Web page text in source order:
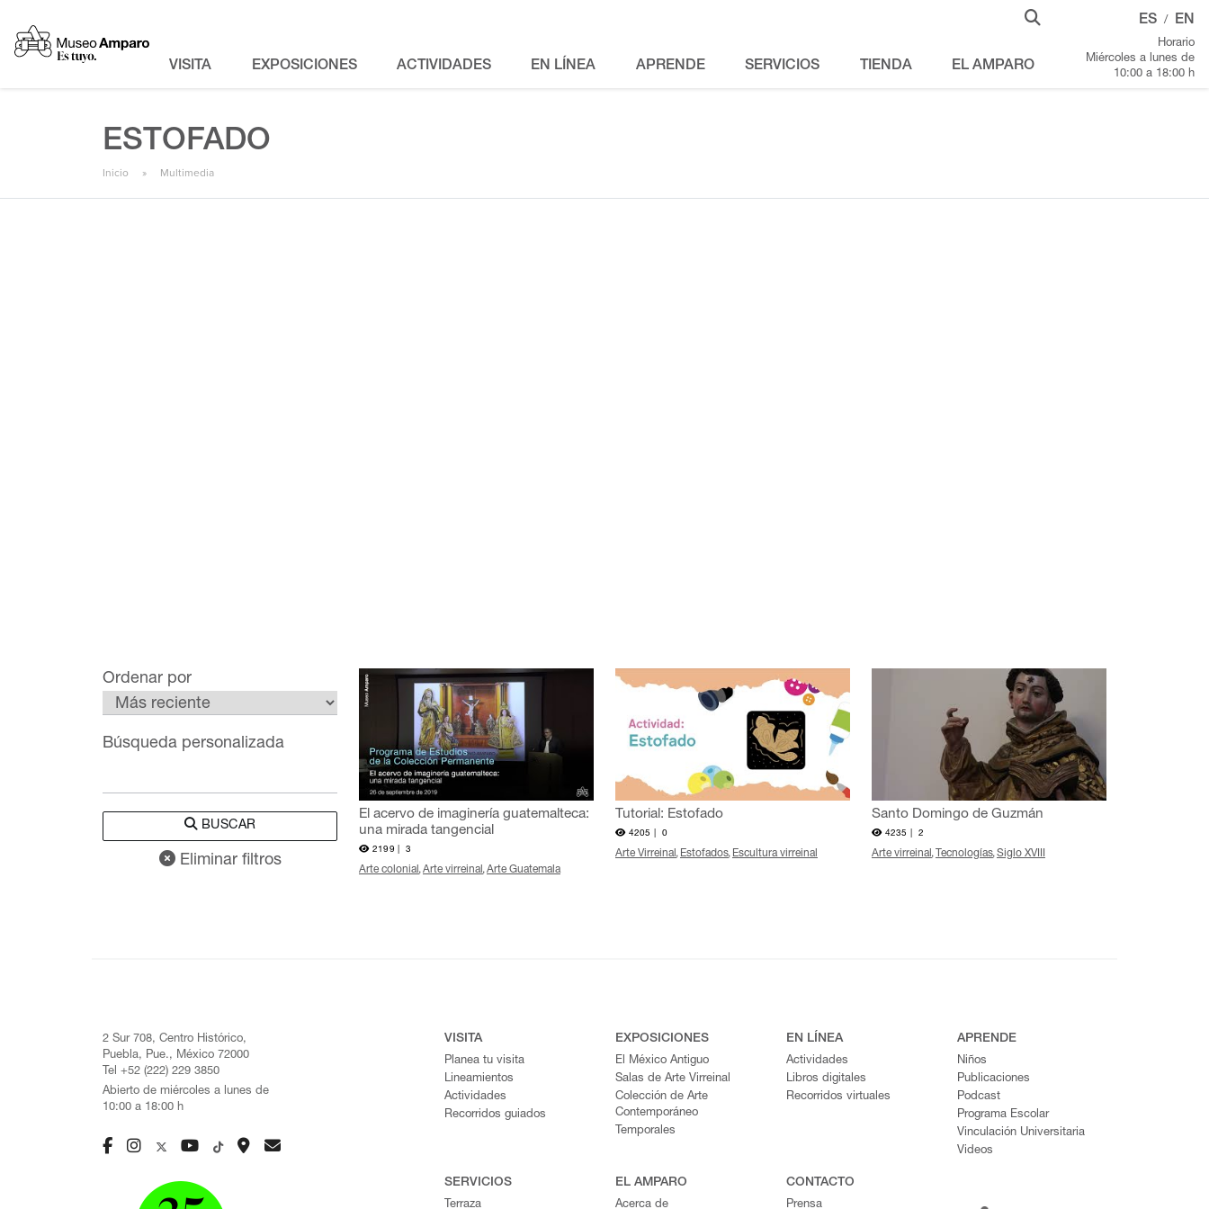
VISITA EXPOSICIONES ACTIVIDADES EN LÍNEA APRENDE SERVICIOS TIENDA EL AMPARO
ES / EN
Horario
Miércoles a lunes de
10:00 a 18:00 h
ESTOFADO
Inicio Multimedia
Ordenar por
Búsqueda personalizada
BUSCAR
Eliminar filtros
El acervo de imaginería guatemalteca:
una mirada tangencial
2199 | 3
Arte colonial Arte virreinal Arte Guatemala
Tutorial: Estofado
4205 | 0
Arte Virreinal Estofados Escultura virreinal
Santo Domingo de Guzmán
4235 | 2
Arte virreinal Tecnologías Siglo XVIII
2 Sur 708, Centro Histórico,
Puebla, Pue., México 72000
Tel +52 (222) 229 3850
Abierto de miércoles a lunes de
10:00 a 18:00 h
VISITA
Planea tu visita
Lineamientos
Actividades
Recorridos guiados
EXPOSICIONES
El México Antiguo
Salas de Arte Virreinal
Colección de Arte
Contemporáneo
Temporales
EN LÍNEA
Actividades
Libros digitales
Recorridos virtuales
APRENDE
Niños
Publicaciones
Podcast
Programa Escolar
Vinculación Universitaria
Videos
SERVICIOS
Terraza
EL AMPARO
Acerca de
CONTACTO
Prensa